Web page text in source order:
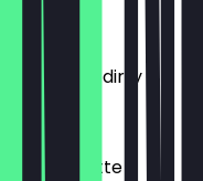
€ 0,20
Chai latte/dirty
€ 4,60
Matcha latte